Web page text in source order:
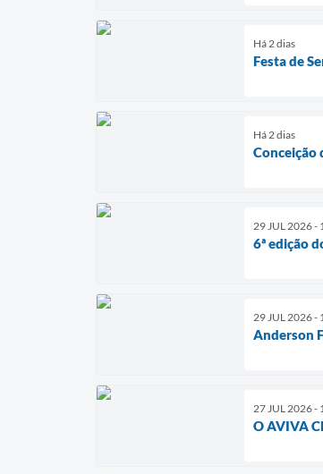
Há 2 dias
Festa de
Há 2 dias
Conceição
29 JUL 2026 -
6ª edição
29 JUL 2026 -
Anderson
27 JUL 2026 -
O AVIVA